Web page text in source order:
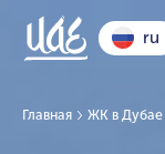
ru
Главная ЖК в Дубае